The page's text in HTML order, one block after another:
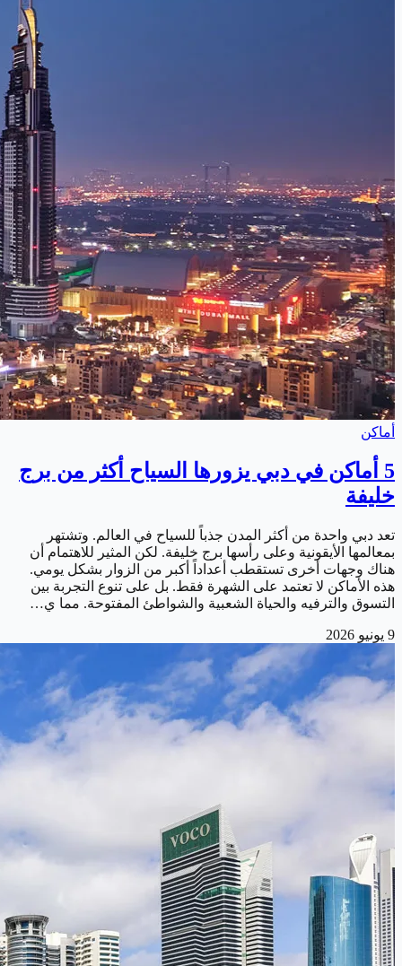
أماكن
5 أماكن في دبي يزورها السياح أكثر من برج
خليفة
تعد دبي واحدة من أكثر المدن جذباً للسياح في العالم. وتشتهر
بمعالمها الأيقونية وعلى رأسها برج خليفة. لكن المثير للاهتمام أن
هناك وجهات أخرى تستقطب أعداداً أكبر من الزوار بشكل يومي.
هذه الأماكن لا تعتمد على الشهرة فقط. بل على تنوع التجربة بين
التسوق والترفيه والحياة الشعبية والشواطئ المفتوحة. مما ي…
9 يونيو 2026